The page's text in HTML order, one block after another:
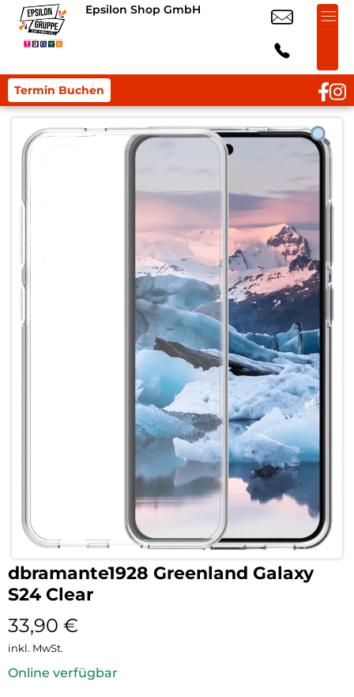
Epsilon Shop GmbH
Termin Buchen
dbramante1928 Greenland Galaxy
S24 Clear
33,90 €
inkl. MwSt.
Online verfügbar